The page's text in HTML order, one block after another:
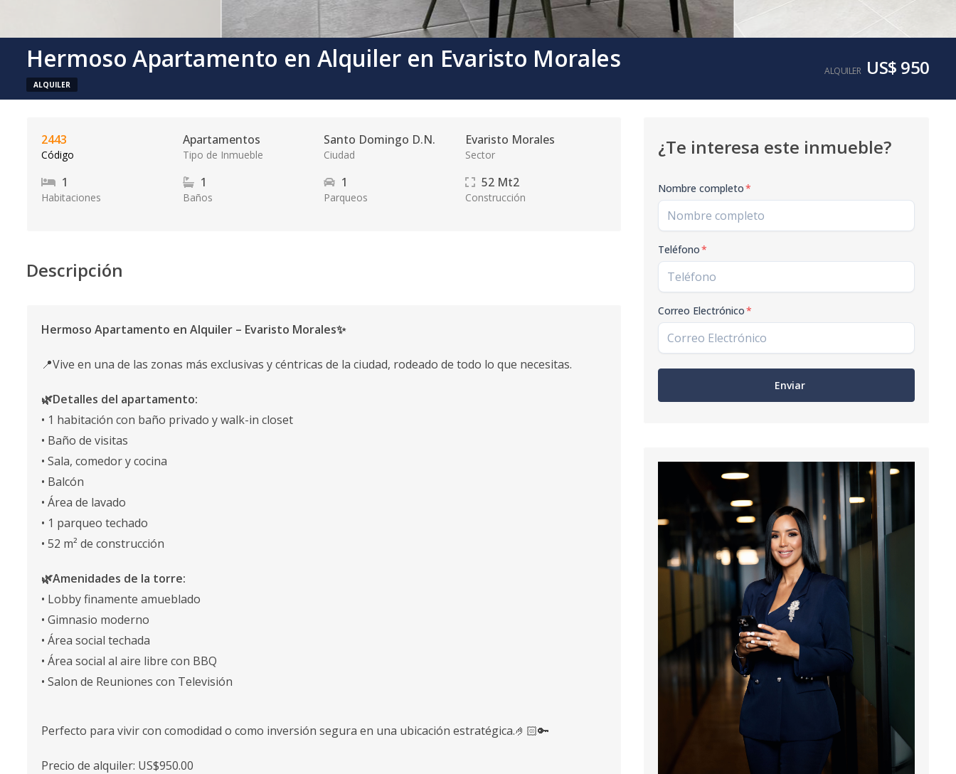
Hermoso Apartamento en Alquiler en Evaristo Morales
ALQUILER
ALQUILER US$ 950
2443
Código
Apartamentos
Tipo de Inmueble
Santo Domingo D.N.
Ciudad
Evaristo Morales
Sector
1
Habitaciones
1
Baños
1
Parqueos
52 Mt2
Construcción
Descripción
Hermoso Apartamento en Alquiler – Evaristo Morales✨
📍Vive en una de las zonas más exclusivas y céntricas de la ciudad, rodeado de todo lo que necesitas.
🌿Detalles del apartamento:
• 1 habitación con baño privado y walk-in closet
• Baño de visitas
• Sala, comedor y cocina
• Balcón
• Área de lavado
• 1 parqueo techado
• 52 m² de construcción
🌿Amenidades de la torre:
• Lobby finamente amueblado
• Gimnasio moderno
• Área social techada
• Área social al aire libre con BBQ
• Salon de Reuniones con Televisión
Perfecto para vivir con comodidad o como inversión segura en una ubicación estratégica.🤌🏻🔑
Precio de alquiler: US$950.00
¿Te interesa este inmueble?
Nombre completo*
Teléfono*
Correo Electrónico*
Enviar